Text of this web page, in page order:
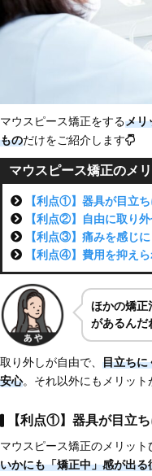
マウスピース矯正をするメリ
ものだけをご紹介します
マウスピース矯正のメ
【利点①】器具が目立
【利点②】自由に取り
【利点③】痛みを感じ
【利点④】費用を抑え
ほかの矯正
があるんだ
取り外しが自由で、 目立ちに
安心。それ以外にもメリット
【利点①】器具が目立
マウスピース矯正のメリット
いかにも「矯正中」感が出る